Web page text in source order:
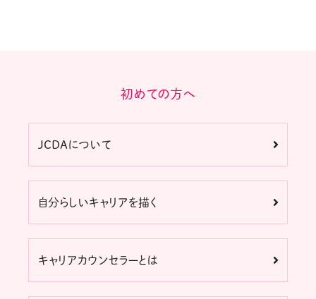
初めての方へ
JCDAについて
自分らしいキャリアを描く
キャリアカウンセラーとは